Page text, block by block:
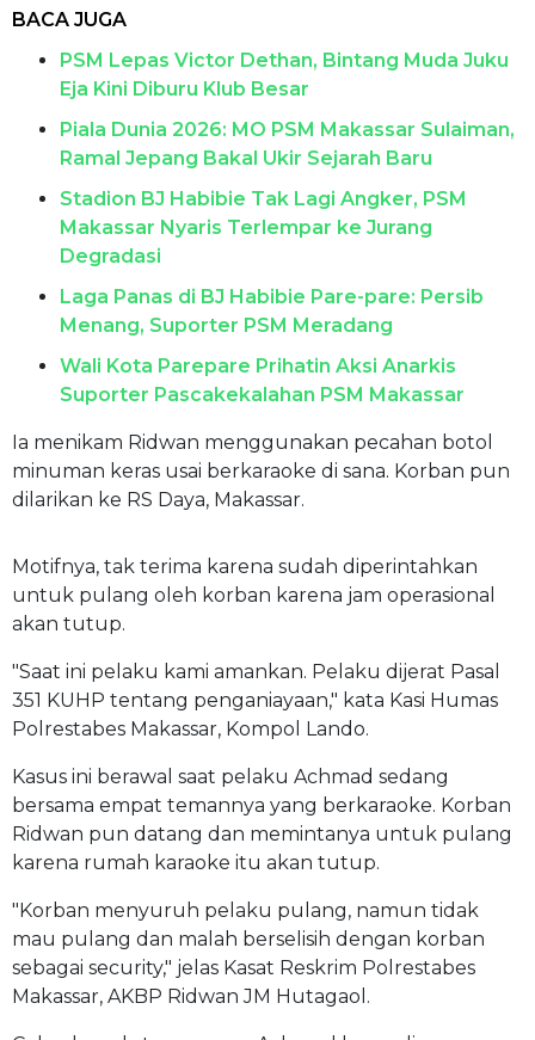
BACA JUGA
PSM Lepas Victor Dethan, Bintang Muda Juku
Eja Kini Diburu Klub Besar
Piala Dunia 2026: MO PSM Makassar Sulaiman,
Ramal Jepang Bakal Ukir Sejarah Baru
Stadion BJ Habibie Tak Lagi Angker, PSM
Makassar Nyaris Terlempar ke Jurang
Degradasi
Laga Panas di BJ Habibie Pare-pare: Persib
Menang, Suporter PSM Meradang
Wali Kota Parepare Prihatin Aksi Anarkis
Suporter Pascakekalahan PSM Makassar
Ia menikam Ridwan menggunakan pecahan botol
minuman keras usai berkaraoke di sana. Korban pun
dilarikan ke RS Daya, Makassar.
Motifnya, tak terima karena sudah diperintahkan
untuk pulang oleh korban karena jam operasional
akan tutup.
"Saat ini pelaku kami amankan. Pelaku dijerat Pasal
351 KUHP tentang penganiayaan," kata Kasi Humas
Polrestabes Makassar, Kompol Lando.
Kasus ini berawal saat pelaku Achmad sedang
bersama empat temannya yang berkaraoke. Korban
Ridwan pun datang dan memintanya untuk pulang
karena rumah karaoke itu akan tutup.
"Korban menyuruh pelaku pulang, namun tidak
mau pulang dan malah berselisih dengan korban
sebagai security," jelas Kasat Reskrim Polrestabes
Makassar, AKBP Ridwan JM Hutagaol.